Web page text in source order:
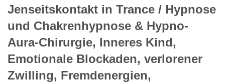
Jenseitskontakt in Trance / Hypnose
und Chakrenhypnose & Hypno-
Aura-Chirurgie, Inneres Kind,
Emotionale Blockaden, verlorener
Zwilling, Fremdenergien,